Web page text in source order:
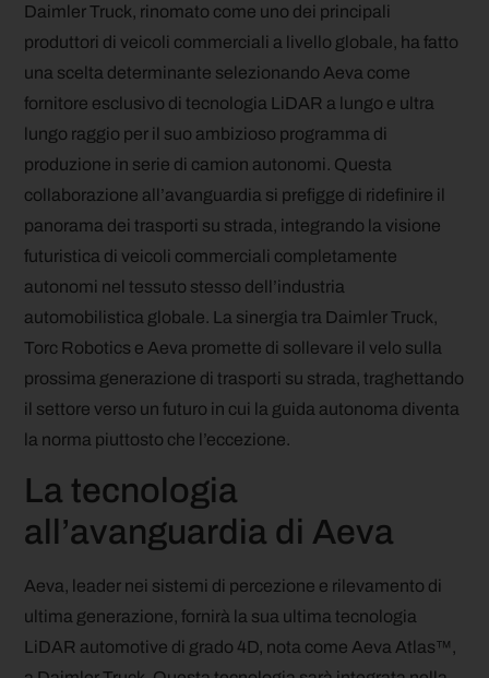
Daimler Truck, rinomato come uno dei principali
produttori di veicoli commerciali a livello globale, ha fatto
una scelta determinante selezionando Aeva come
fornitore esclusivo di tecnologia LiDAR a lungo e ultra
lungo raggio per il suo ambizioso programma di
produzione in serie di camion autonomi. Questa
collaborazione all’avanguardia si prefigge di ridefinire il
panorama dei trasporti su strada, integrando la visione
futuristica di veicoli commerciali completamente
autonomi nel tessuto stesso dell’industria
automobilistica globale. La sinergia tra Daimler Truck,
Torc Robotics e Aeva promette di sollevare il velo sulla
prossima generazione di trasporti su strada, traghettando
il settore verso un futuro in cui la guida autonoma diventa
la norma piuttosto che l’eccezione.
La tecnologia
all’avanguardia di Aeva
Aeva, leader nei sistemi di percezione e rilevamento di
ultima generazione, fornirà la sua ultima tecnologia
LiDAR automotive di grado 4D, nota come Aeva Atlas™,